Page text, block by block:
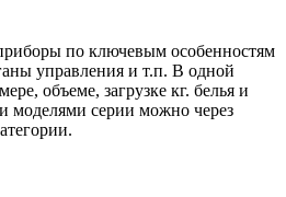
по ключевым особенностям
управления и т.п. В одной
объеме, загрузке кг. белья и
моделями серии можно через